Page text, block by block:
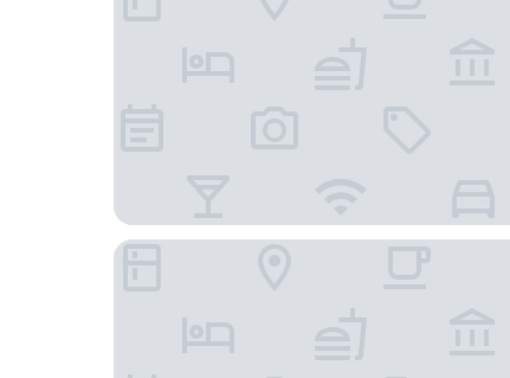
Bomulsum